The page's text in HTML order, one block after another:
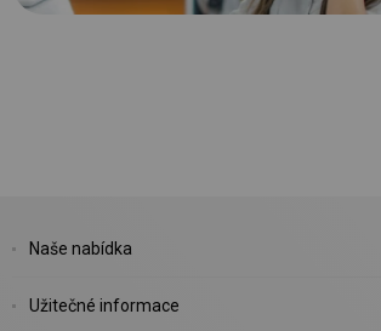
Naše nabídka
Užitečné informace